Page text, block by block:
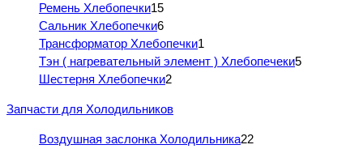
Ремень Хлебопечки15
Сальник Хлебопечки6
Трансформатор Хлебопечки1
Тэн ( нагревательный элемент ) Хлебопечеки5
Шестерня Хлебопечки2
Запчасти для Холодильников
Воздушная заслонка Холодильника22